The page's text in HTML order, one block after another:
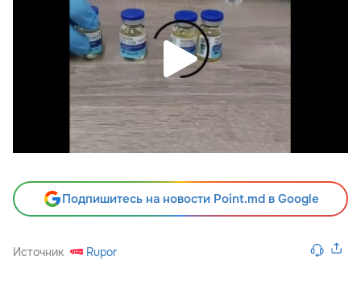
Подпишитесь на новости Point.md в Google
Источник Rupor